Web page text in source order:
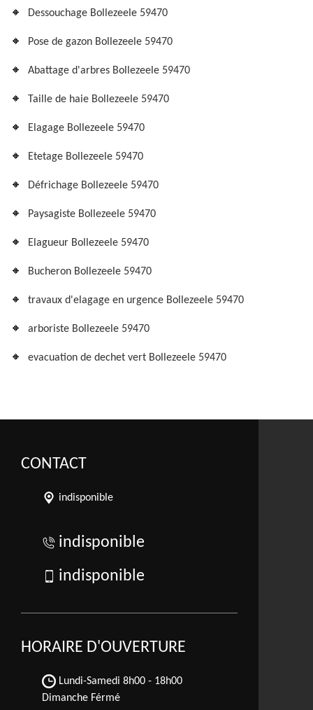
Dessouchage Bollezeele 59470
Pose de gazon Bollezeele 59470
Abattage d'arbres Bollezeele 59470
Taille de haie Bollezeele 59470
Elagage Bollezeele 59470
Etetage Bollezeele 59470
Défrichage Bollezeele 59470
Paysagiste Bollezeele 59470
Elagueur Bollezeele 59470
Bucheron Bollezeele 59470
travaux d'elagage en urgence Bollezeele 59470
arboriste Bollezeele 59470
evacuation de dechet vert Bollezeele 59470
CONTACT
indisponible
indisponible
indisponible
HORAIRE D'OUVERTURE
Lundi-Samedi 8h00 - 18h00
Dimanche Férmé